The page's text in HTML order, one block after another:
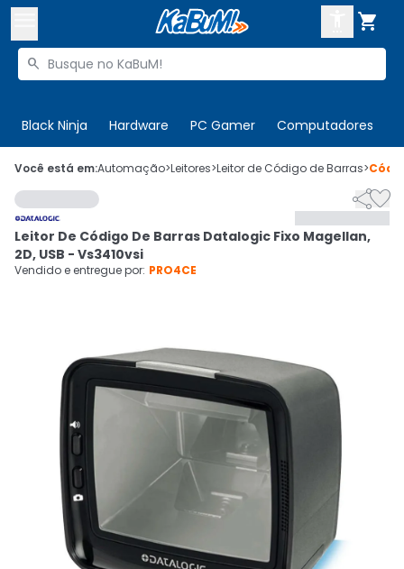

Buscar produtos

Black Ninja Hardware PC Gamer Computadores
 Olá. Acesse sua conta
 Departamentos
Cupons
CADASTRE-SE
Você está em:Automação>Leitores>Leitor de Código de Barras>

Leitor De Código De Barras Datalogic Fixo Magellan,
2D, USB - Vs3410vsi
Vendido e entregue por: PRO4CE